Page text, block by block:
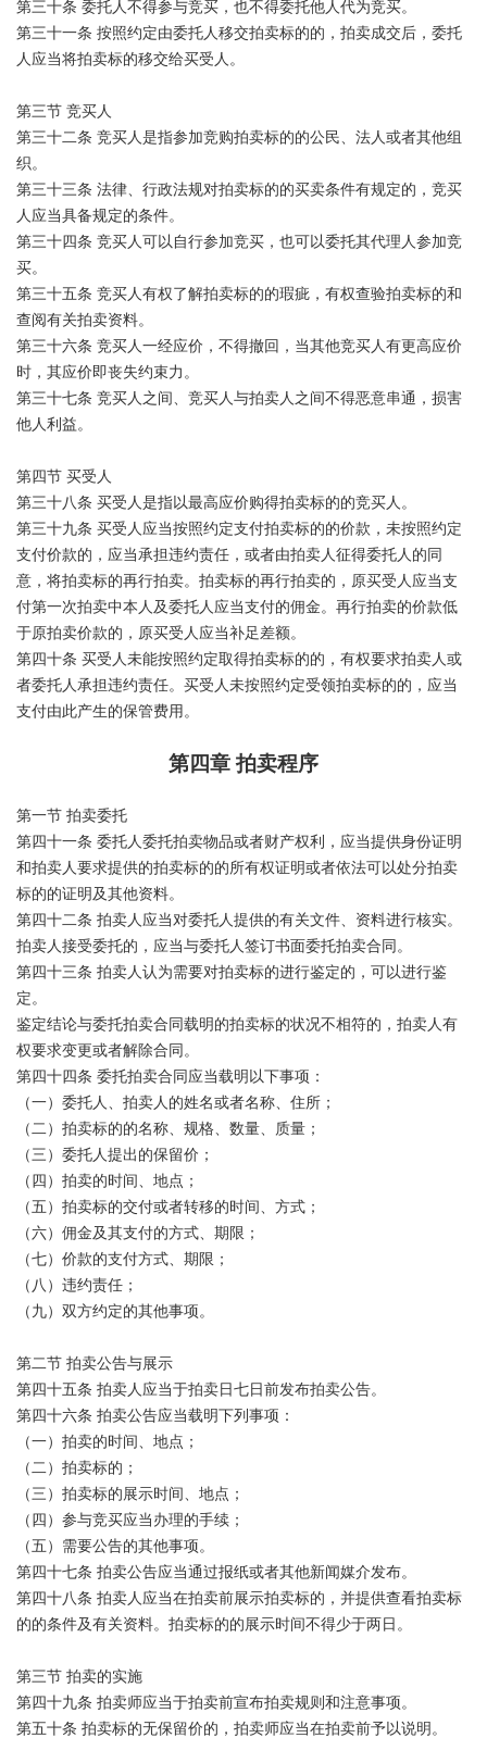
第三十条 委托人不得参与竞买，也不得委托他人代为竞买。
第三十一条 按照约定由委托人移交拍卖标的的，拍卖成交后，委托
人应当将拍卖标的移交给买受人。
第三节 竞买人
第三十二条 竞买人是指参加竞购拍卖标的的公民、法人或者其他组
织。
第三十三条 法律、行政法规对拍卖标的的买卖条件有规定的，竞买
人应当具备规定的条件。
第三十四条 竞买人可以自行参加竞买，也可以委托其代理人参加竞
买。
第三十五条 竞买人有权了解拍卖标的的瑕疵，有权查验拍卖标的和
查阅有关拍卖资料。
第三十六条 竞买人一经应价，不得撤回，当其他竞买人有更高应价
时，其应价即丧失约束力。
第三十七条 竞买人之间、竞买人与拍卖人之间不得恶意串通，损害
他人利益。
第四节 买受人
第三十八条 买受人是指以最高应价购得拍卖标的的竞买人。
第三十九条 买受人应当按照约定支付拍卖标的的价款，未按照约定
支付价款的，应当承担违约责任，或者由拍卖人征得委托人的同
意，将拍卖标的再行拍卖。拍卖标的再行拍卖的，原买受人应当支
付第一次拍卖中本人及委托人应当支付的佣金。再行拍卖的价款低
于原拍卖价款的，原买受人应当补足差额。
第四十条 买受人未能按照约定取得拍卖标的的，有权要求拍卖人或
者委托人承担违约责任。买受人未按照约定受领拍卖标的的，应当
支付由此产生的保管费用。
第四章 拍卖程序
第一节 拍卖委托
第四十一条 委托人委托拍卖物品或者财产权利，应当提供身份证明
和拍卖人要求提供的拍卖标的的所有权证明或者依法可以处分拍卖
标的的证明及其他资料。
第四十二条 拍卖人应当对委托人提供的有关文件、资料进行核实。
拍卖人接受委托的，应当与委托人签订书面委托拍卖合同。
第四十三条 拍卖人认为需要对拍卖标的进行鉴定的，可以进行鉴
定。
鉴定结论与委托拍卖合同载明的拍卖标的状况不相符的，拍卖人有
权要求变更或者解除合同。
第四十四条 委托拍卖合同应当载明以下事项：
（一）委托人、拍卖人的姓名或者名称、住所；
（二）拍卖标的的名称、规格、数量、质量；
（三）委托人提出的保留价；
（四）拍卖的时间、地点；
（五）拍卖标的交付或者转移的时间、方式；
（六）佣金及其支付的方式、期限；
（七）价款的支付方式、期限；
（八）违约责任；
（九）双方约定的其他事项。
第二节 拍卖公告与展示
第四十五条 拍卖人应当于拍卖日七日前发布拍卖公告。
第四十六条 拍卖公告应当载明下列事项：
（一）拍卖的时间、地点；
（二）拍卖标的；
（三）拍卖标的展示时间、地点；
（四）参与竞买应当办理的手续；
（五）需要公告的其他事项。
第四十七条 拍卖公告应当通过报纸或者其他新闻媒介发布。
第四十八条 拍卖人应当在拍卖前展示拍卖标的，并提供查看拍卖标
的的条件及有关资料。拍卖标的的展示时间不得少于两日。
第三节 拍卖的实施
第四十九条 拍卖师应当于拍卖前宣布拍卖规则和注意事项。
第五十条 拍卖标的无保留价的，拍卖师应当在拍卖前予以说明。